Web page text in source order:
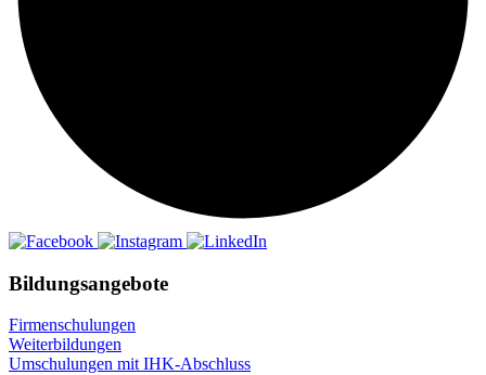
Bildungsangebote
Firmenschulungen
Weiterbildungen
Umschulungen mit IHK-Abschluss